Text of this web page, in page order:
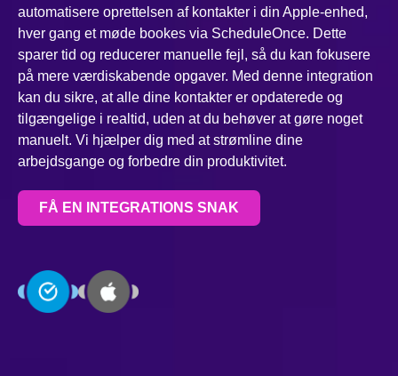
automatisere oprettelsen af kontakter i din Apple-enhed,
hver gang et møde bookes via ScheduleOnce. Dette
sparer tid og reducerer manuelle fejl, så du kan fokusere
på mere værdiskabende opgaver. Med denne integration
kan du sikre, at alle dine kontakter er opdaterede og
tilgængelige i realtid, uden at du behøver at gøre noget
manuelt. Vi hjælper dig med at strømline dine
arbejdsgange og forbedre din produktivitet.
FÅ EN INTEGRATIONS SNAK